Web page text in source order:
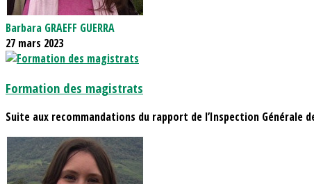
Barbara GRAEFF GUERRA
27 mars 2023
Formation des magistrats
Suite aux recommandations du rapport de l’Inspection Générale